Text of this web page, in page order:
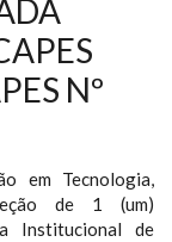
Nº
em Tecnologia,
de 1 (um)
Institucional de